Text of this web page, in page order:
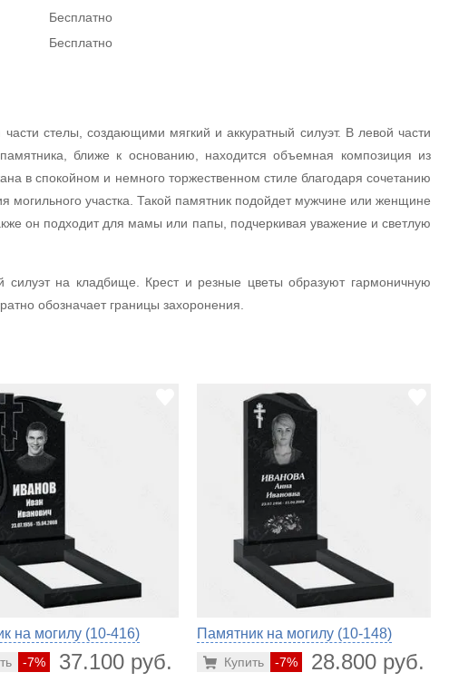
Бесплатно
Бесплатно
стелы, создающими мягкий и аккуратный силуэт. В левой части
ближе к основанию, находится объемная композиция из
в спокойном и немного торжественном стиле благодаря сочетанию
участка. Такой памятник подойдет мужчине или женщине
он подходит для мамы или папы, подчеркивая уважение и светлую
силуэт на кладбище. Крест и резные цветы образуют гармоничную
обозначает границы захоронения.
на могилу (10-416)
-7% 37.100 руб.
Памятник на могилу (10-148)
-7% 28.800 руб.
Купить